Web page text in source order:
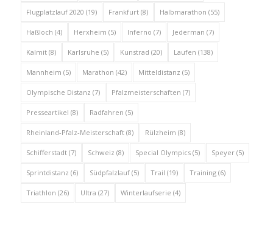
Flugplatzlauf 2020 (19) Frankfurt(8) Halbmarathon (55)
Haßloch (4) Herxheim (5) Inferno (7) Jederman (7)
Kalmit(8) Karlsruhe (5) Kunstrad (20) Laufen (138)
Mannheim (5) Marathon (42) Mitteldistanz (5)
Olympische Distanz (7) Pfalzmeisterschaften (7)
Presseartikel (8) Radfahren (5)
Rheinland-Pfalz-Meisterschaft(8) Rülzheim (8)
Schifferstadt(7) Schweiz (8) Special Olympics(5) Speyer(5)
Sprintdistanz (6) Südpfalzlauf(5) Trail (19) Training(6)
Triathlon (26) Ultra (27) Winterlaufserie (4)